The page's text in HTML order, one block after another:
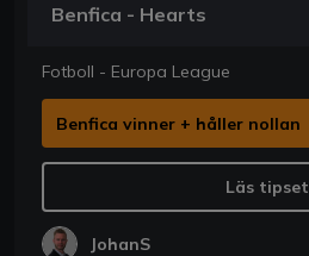
Benfica - Hearts
Fotboll - Europa League
Benfica vinner + håller nollan
Läs tipset
JohanS